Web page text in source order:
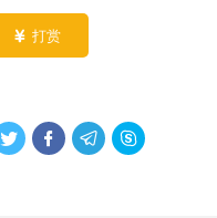
 打赏
   